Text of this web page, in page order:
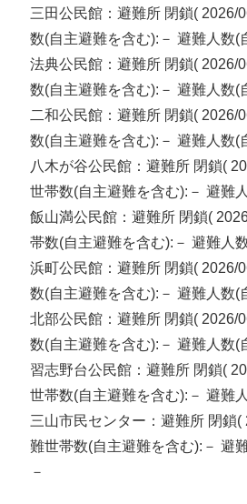
三田公民館：避難所 閉鎖(
数(自主避難を含む):－ 避難人数(
法典公民館：避難所 閉鎖(
数(自主避難を含む):－ 避難人数(
二和公民館：避難所 閉鎖(
数(自主避難を含む):－ 避難人数(
八木が谷公民館：避難所 閉鎖(
世帯数(自主避難を含む):－ 避難
飯山満公民館：避難所 閉鎖(
帯数(自主避難を含む):－ 避難人
浜町公民館：避難所 閉鎖(
数(自主避難を含む):－ 避難人数(
北部公民館：避難所 閉鎖(
数(自主避難を含む):－ 避難人数(
習志野台公民館：避難所 閉鎖(
世帯数(自主避難を含む):－ 避難
三山市民センター：避難所 閉
難世帯数(自主避難を含む):－ 避
－